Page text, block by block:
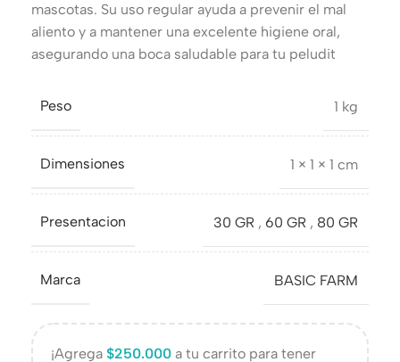
mascotas. Su uso regular ayuda a prevenir el mal
aliento y a mantener una excelente higiene oral,
asegurando una boca saludable para tu peludit
Peso 1 kg
Dimensiones 1 × 1 × 1 cm
Presentacion 30 GR , 60 GR , 80 GR
Marca BASIC FARM
¡Agrega $250.000 a tu carrito para tener